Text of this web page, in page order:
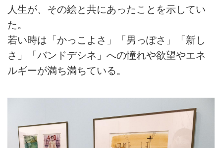
人生が、その絵と共にあったことを示してい
た。
若い時は「かっこよさ」「男っぽさ」「新し
さ」「バンドデシネ」への憧れや欲望やエネ
ルギーが満ち満ちている。